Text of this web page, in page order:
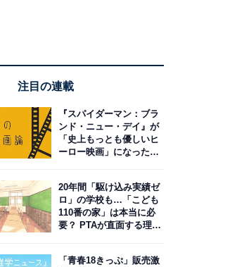
注目の連載
『スパイダーマン：ブラ
ンド・ニュー・デイ』が
「史上もっとも優しいヒ
ーロー映画」になった理
20年間「駆け込み実績ゼ
ロ」の学校も…「こども
110番の家」は本当に必
要？ PTAが直面する理想
「青春18きっぷ」販売激